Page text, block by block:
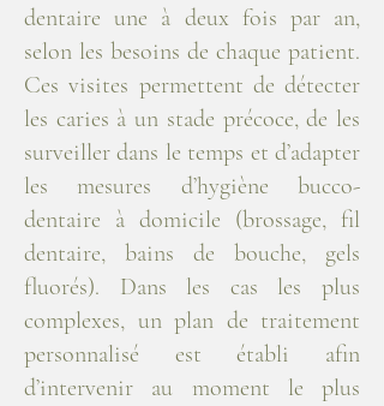
dentaire une à deux fois par an,
selon les besoins de chaque patient.
Ces visites permettent de détecter
les caries à un stade précoce, de les
surveiller dans le temps et d’adapter
les mesures d’hygiène bucco-
dentaire à domicile (brossage, fil
dentaire, bains de bouche, gels
fluorés). Dans les cas les plus
complexes, un plan de traitement
personnalisé est établi afin
d’intervenir au moment le plus